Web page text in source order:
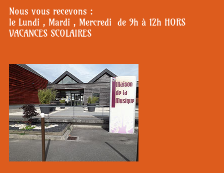
Nous vous recevons :
le Lundi , Mardi , Mercredi de 9h à 12h HORS
VACANCES SCOLAIRES